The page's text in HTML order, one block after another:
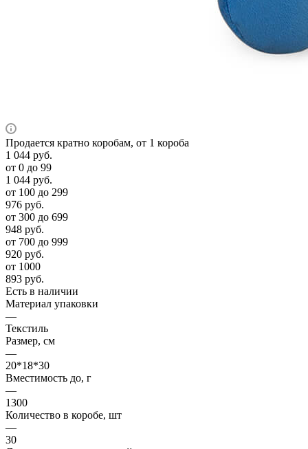
Продается кратно коробам, от 1 короба
1 044 руб.
от 0 до 99
1 044 руб.
от 100 до 299
976 руб.
от 300 до 699
948 руб.
от 700 до 999
920 руб.
от 1000
893 руб.
Есть в наличии
Материал упаковки
—
Текстиль
Размер, см
—
20*18*30
Вместимость до, г
—
1300
Количество в коробе, шт
—
30